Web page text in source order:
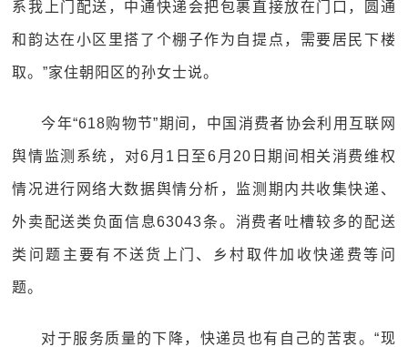
系我上门配送，中通快递会把包裹直接放在门口，圆通
和韵达在小区里搭了个棚子作为自提点，需要居民下楼
取。”家住朝阳区的孙女士说。
今年“618购物节”期间，中国消费者协会利用互联网
舆情监测系统，对6月1日至6月20日期间相关消费维权
情况进行网络大数据舆情分析，监测期内共收集快递、
外卖配送类负面信息63043条。消费者吐槽较多的配送
类问题主要有不送货上门、乡村取件加收快递费等问
题。
对于服务质量的下降，快递员也有自己的苦衷。“现